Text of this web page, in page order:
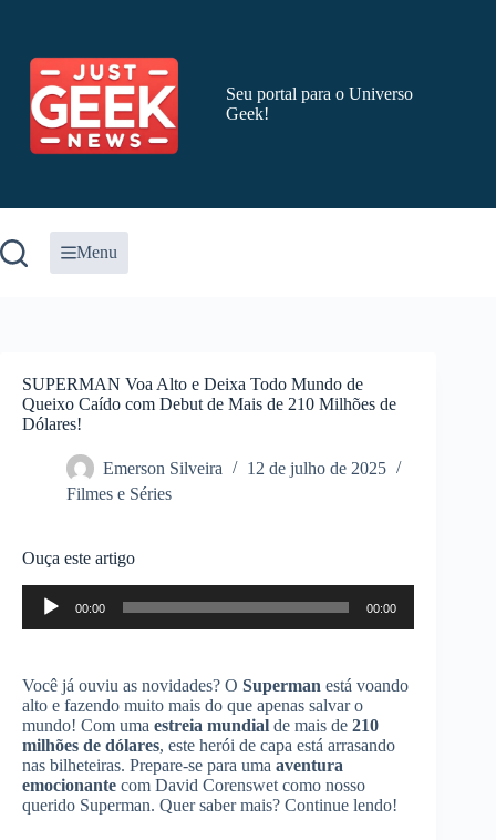
conteúdo
Seu portal para o Universo
Geek!
Menu
SUPERMAN Voa Alto e Deixa Todo Mundo de
Queixo Caído com Debut de Mais de 210 Milhões de
Dólares!
Emerson Silveira
12 de julho de 2025
Filmes e Séries
Ouça este artigo
Tocador
áudio
00:00 00:00
Você já ouviu as novidades? O Superman está voando
alto e fazendo muito mais do que apenas salvar o
mundo! Com uma estreia mundial de mais de 210
milhões de dólares, este herói de capa está arrasando
nas bilheteiras. Prepare-se para uma aventura
emocionante com David Corenswet como nosso
querido Superman. Quer saber mais? Continue lendo!